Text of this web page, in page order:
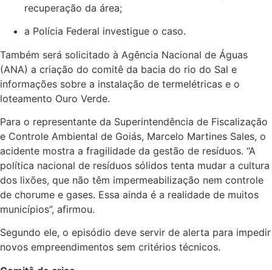
recuperação da área;
a Polícia Federal investigue o caso.
Também será solicitado à Agência Nacional de Águas
(ANA) a criação do comitê da bacia do rio do Sal e
informações sobre a instalação de termelétricas e o
loteamento Ouro Verde.
Para o representante da Superintendência de Fiscalização
e Controle Ambiental de Goiás, Marcelo Martines Sales, o
acidente mostra a fragilidade da gestão de resíduos. “A
política nacional de resíduos sólidos tenta mudar a cultura
dos lixões, que não têm impermeabilização nem controle
de chorume e gases. Essa ainda é a realidade de muitos
municípios”, afirmou.
Segundo ele, o episódio deve servir de alerta para impedir
novos empreendimentos sem critérios técnicos.